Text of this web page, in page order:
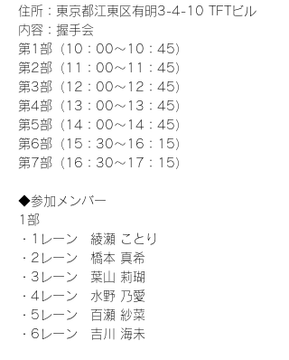
住所：東京都江東区有明3-4-10 TFTビル
内容：握手会
第1部（10：00～10：45）
第2部（11：00～11：45）
第3部（12：00～12：45）
第4部（13：00～13：45）
第5部（14：00～14：45）
第6部（15：30～16：15）
第7部（16：30～17：15）
◆参加メンバー
1部
・1レーン　綾瀬 ことり
・2レーン　橋本 真希
・3レーン　葉山 莉瑚
・4レーン　水野 乃愛
・5レーン　百瀬 紗菜
・6レーン　吉川 海未